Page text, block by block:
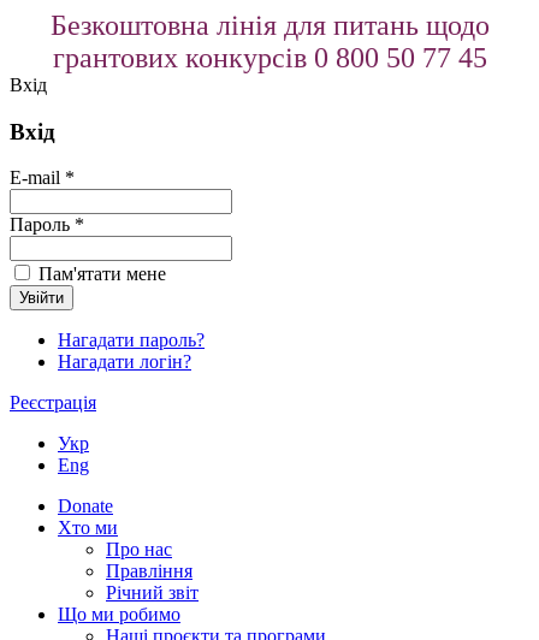
Безкоштовна лінія для питань щодо
грантових конкурсів 0 800 50 77 45
Вхід
Вхід
E-mail *
Пароль *
Пам'ятати мене
Нагадати пароль?
Нагадати логін?
Реєстрація
Укр
Eng
Donate
Хто ми
Про нас
Правління
Річний звіт
Що ми робимо